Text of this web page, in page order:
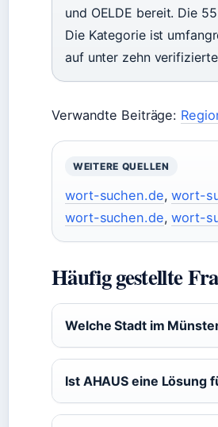
und OELDE bereit. Die
Die Kategorie ist
auf unter zehn
Verwandte Beiträge:
WEITERE QUELLEN
wort-suchen.de,wort-
wort-suchen.de,wort-
Häufig gestellte
Welche Stadt im
Ist AHAUS eine Lösung